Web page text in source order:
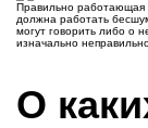
Правильно работающая
должна работать
могут говорить либо о
изначально
О